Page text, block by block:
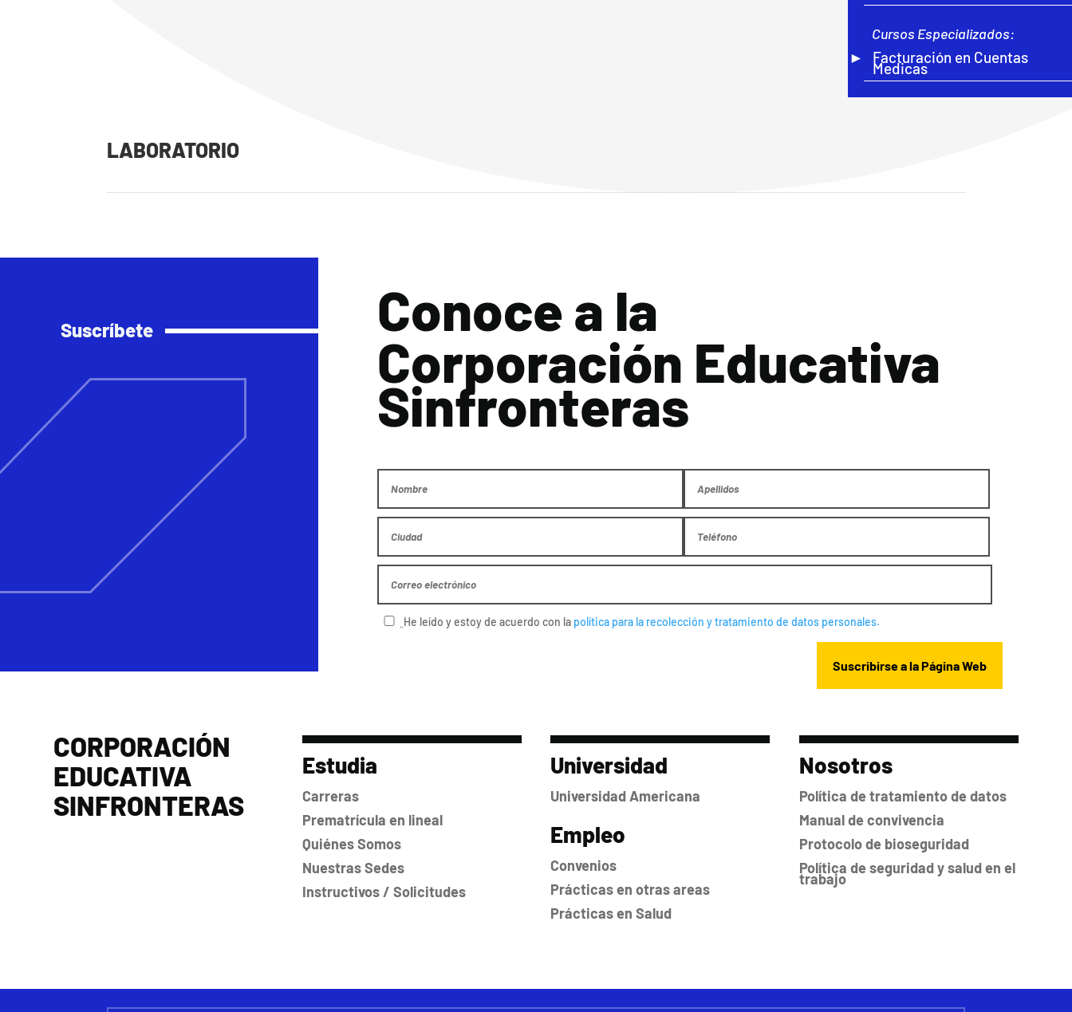
Cursos Especializados:
Facturación en Cuentas
Medicas
LABORATORIO
Suscríbete Conoce a la
Corporación Educativa
Sinfronteras
He leído y estoy de acuerdo con la política para la recolección y tratamiento de datos personales.
CORPORACIÓN
EDUCATIVA
SINFRONTERAS
Estudia
Carreras
Prematrícula en lineal
Quiénes Somos
Nuestras Sedes
Instructivos / Solicitudes
Universidad
Universidad Americana
Empleo
Convenios
Prácticas en otras areas
Prácticas en Salud
Nosotros
Política de tratamiento de datos
Manual de convivencia
Protocolo de bioseguridad
Política de seguridad y salud en el
trabajo